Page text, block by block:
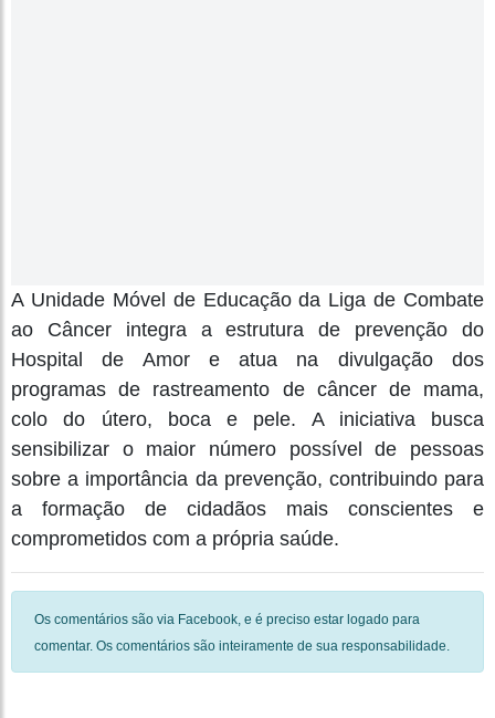
A Unidade Móvel de Educação da Liga de Combate
ao Câncer integra a estrutura de prevenção do
Hospital de Amor e atua na divulgação dos
programas de rastreamento de câncer de mama,
colo do útero, boca e pele. A iniciativa busca
sensibilizar o maior número possível de pessoas
sobre a importância da prevenção, contribuindo para
a formação de cidadãos mais conscientes e
comprometidos com a própria saúde.
Os comentários são via Facebook, e é preciso estar logado para
comentar. Os comentários são inteiramente de sua responsabilidade.